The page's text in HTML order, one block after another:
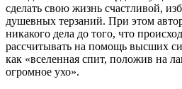
сделать свою жизнь счастливой,
душевных терзаний. При этом
никакого дела до того, что
рассчитывать на помощь высших
как «вселенная спит, положив на
огромное ухо».